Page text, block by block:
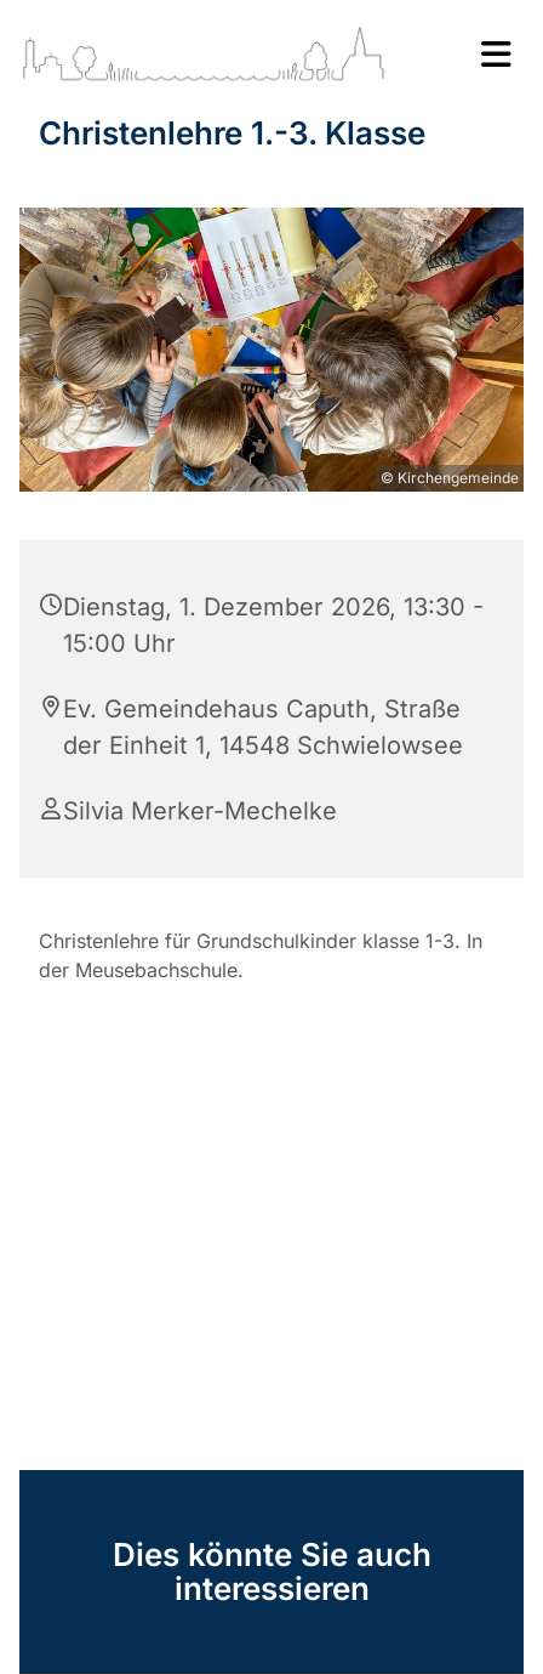
Christenlehre 1.-3. Klasse
© Kirchengemeinde
Dienstag, 1. Dezember 2026, 13:30 -
15:00 Uhr
Ev. Gemeindehaus Caputh, Straße
der Einheit 1, 14548 Schwielowsee
Silvia Merker-Mechelke
Christenlehre für Grundschulkinder klasse 1-3. In
der Meusebachschule.
Dies könnte Sie auch
interessieren